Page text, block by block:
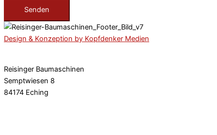
Senden
Design & Konzeption by Kopfdenker Medien
Reisinger Baumaschinen
Semptwiesen 8
84174 Eching